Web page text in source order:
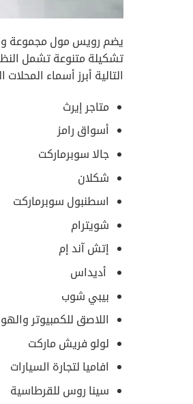
يضم رويس مول مجموعة
تشكيلة متنوعة تشمل
التالية أبرز أسماء
متاجر إيرث
أسواق رامز
جالا سوبرماركت
شكلان
اسطنبول سوبرماركت
شويترام
إتش آند إم
أديداس
بيبي شوب
اللاصق للكمبيوتر
لولو فريش ماركت
افاميا لتجارة السيارات
سينا روس للقرطاسية